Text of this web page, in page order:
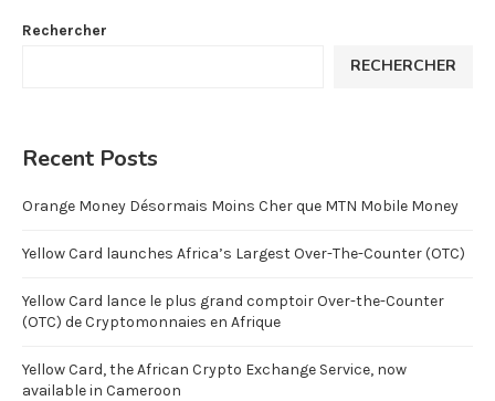
Rechercher
RECHERCHER
Recent Posts
Orange Money Désormais Moins Cher que MTN Mobile Money
Yellow Card launches Africa’s Largest Over-The-Counter (OTC)
Yellow Card lance le plus grand comptoir Over-the-Counter
(OTC) de Cryptomonnaies en Afrique
Yellow Card, the African Crypto Exchange Service, now
available in Cameroon